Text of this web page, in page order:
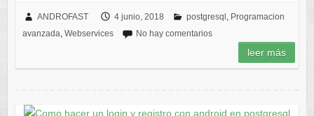
ANDROFAST 4 junio, 2018 postgresql , Programacion
avanzada, Webservices No hay comentarios
leer más